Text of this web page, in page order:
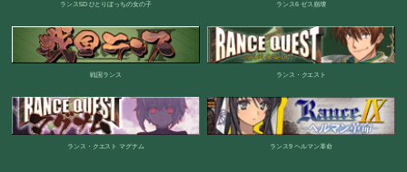
ランス5D ひとりぼっちの女の子 ランス6 ゼス崩壊
戦国ランス ランス・クエスト
ランス・クエスト マグナム ランス9 ヘルマン革命